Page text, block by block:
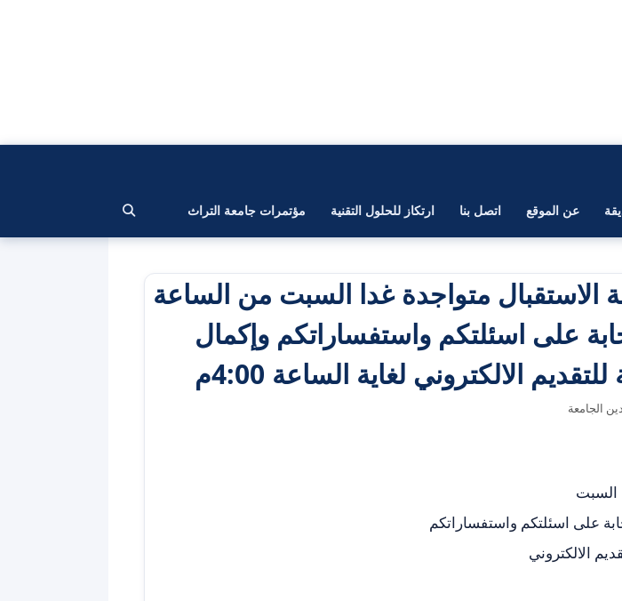
عن الموقع اتصل بنا ارتكاز للحلول التقنية مؤتمرات جامعة التراث
الاستقبال متواجدة غدا السبت من الساعة
على اسئلتكم واستفساراتكم وإكمال
الالكتروني لغاية الساعة 4:00م
الجامعة
السبت
الالكتروني